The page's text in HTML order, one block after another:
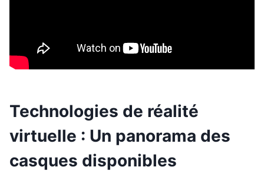
Technologies de réalité
virtuelle : Un panorama des
casques disponibles